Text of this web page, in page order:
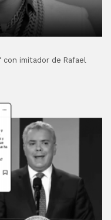
con imitador de Rafael